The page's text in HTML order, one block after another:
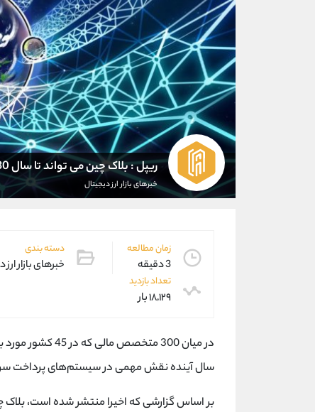
ریپل : بلاک چین می تواند تا سال 2030 نیز 10 میلیارد دلار برای موسسات مالی پس انداز کند
خبرهای بازار ارز دیجیتال
زمان مطالعه
3 دقیقه
دسته بندی
خبرهای بازار
تعداد بازدید
۱۸,۱۲۹ بار
سال آینده نقش مهمی در سیستم‌های پرداخت